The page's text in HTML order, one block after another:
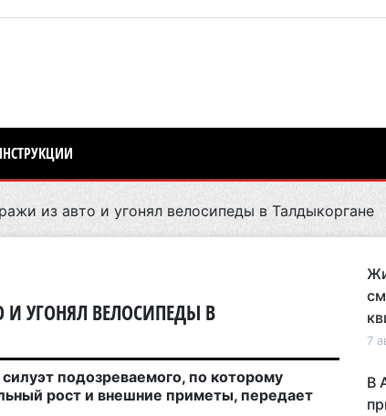
из авто и угонял велосипеды в Талдыкоргане
УГОНЯЛ ВЕЛОСИПЕДЫ В
подозреваемого, по которому
рост и внешние приметы, передает
7
В